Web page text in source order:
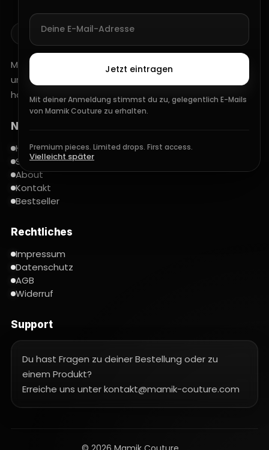
Jetzt eintragen
Mit deiner Anmeldung stimmst du zu, gelegentlich E-Mails
von Mamik Couture zu erhalten.
Premium pieces. Limited drops. First access.
Vielleicht später
PREMIUM T-SHIRTS MIT MODERNEM LOOK
Mamik Couture steht für klare Ästhetik, starke Präsenz
und moderne Premium-T-Shirts mit einem cleanen,
hochwertigen Auftritt.
Navigation
Home
Shop
About
Kontakt
Bestseller
Rechtliches
Impressum
Datenschutz
AGB
Widerruf
Support
Du hast Fragen zu deiner Bestellung oder zu
einem Produkt?
Erreiche uns unter kontakt@mamik-couture.com